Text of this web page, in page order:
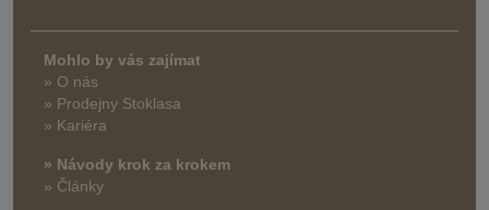
Mohlo by vás zajímat
» O nás
» Prodejny Stoklasa
» Kariéra
» Návody krok za krokem
» Články